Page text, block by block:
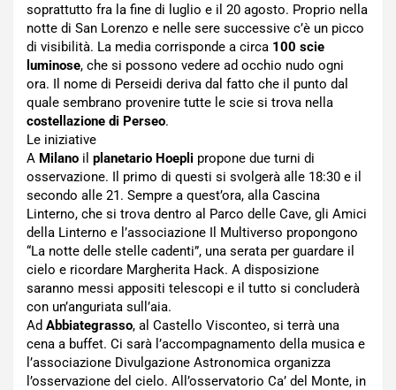
soprattutto fra la fine di luglio e il 20 agosto. Proprio nella
notte di San Lorenzo e nelle sere successive c’è un picco
di visibilità. La media corrisponde a circa 100 scie
luminose, che si possono vedere ad occhio nudo ogni
ora. Il nome di Perseidi deriva dal fatto che il punto dal
quale sembrano provenire tutte le scie si trova nella
costellazione di Perseo.
Le iniziative
A Milano il planetario Hoepli propone due turni di
osservazione. Il primo di questi si svolgerà alle 18:30 e il
secondo alle 21. Sempre a quest’ora, alla Cascina
Linterno, che si trova dentro al Parco delle Cave, gli Amici
della Linterno e l’associazione Il Multiverso propongono
“La notte delle stelle cadenti”, una serata per guardare il
cielo e ricordare Margherita Hack. A disposizione
saranno messi appositi telescopi e il tutto si concluderà
con un’anguriata sull’aia.
Ad Abbiategrasso, al Castello Visconteo, si terrà una
cena a buffet. Ci sarà l’accompagnamento della musica e
l’associazione Divulgazione Astronomica organizza
l’osservazione del cielo. All’osservatorio Ca’ del Monte, in